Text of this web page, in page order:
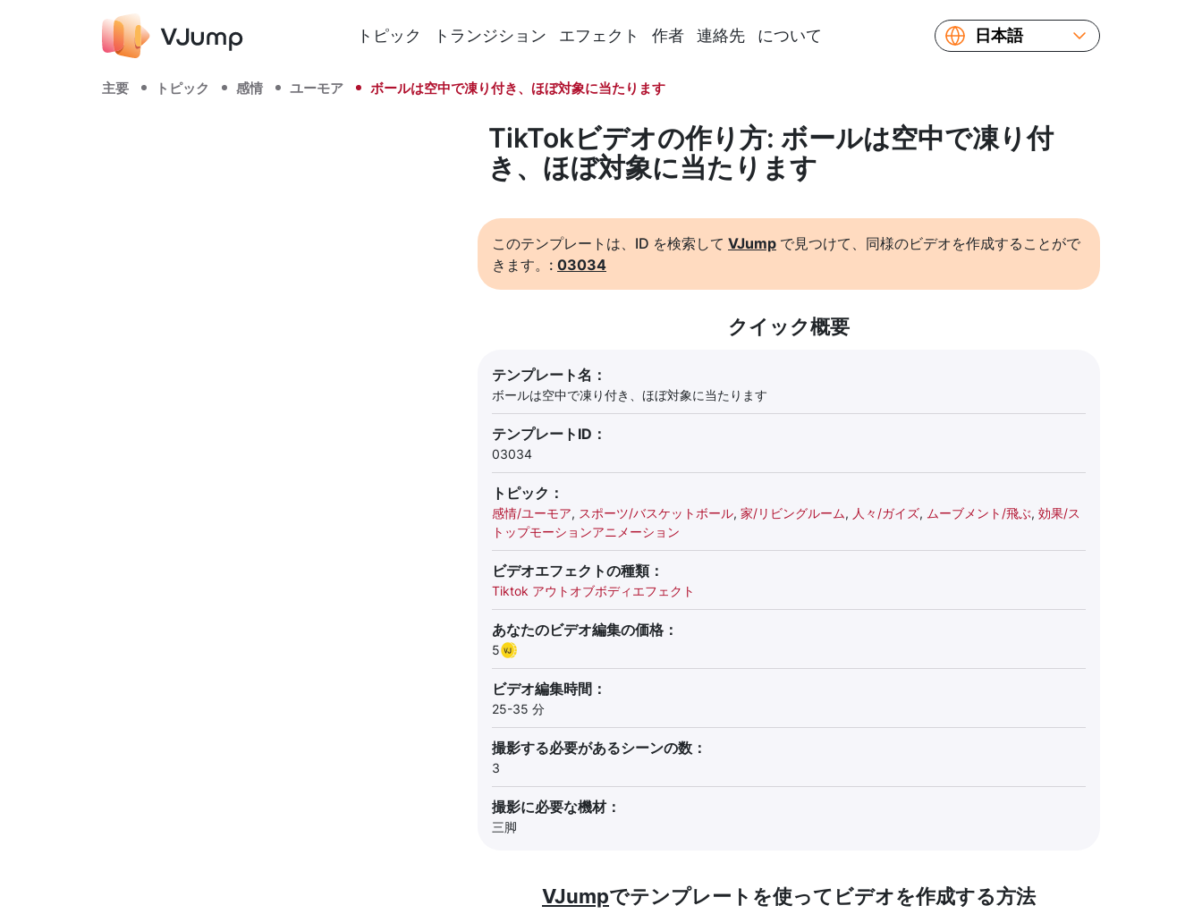
トピック トランジション エフェクト 作者 連絡先 について
日本語
Українська
主要 トピック 感情 ユーモア ボールは空中で凍り付き、ほぼ対象に当たります
TikTokビデオの作り方: ボールは空中で凍り付
き、ほぼ対象に当たります
このテンプレートは、ID を検索して VJump で見つけて、同様のビデオを作成することがで
きます。: 03034
クイック概要
テンプレート名：
ボールは空中で凍り付き、ほぼ対象に当たります
テンプレートID：
03034
トピック：
感情/ユーモア, スポーツ/バスケットボール, 家/リビングルーム, 人々/ガイズ, ムーブメント/飛ぶ, 効果/ス
トップモーションアニメーション
ビデオエフェクトの種類：
Tiktok アウトオブボディエフェクト
あなたのビデオ編集の価格：
5
ビデオ編集時間：
25-35 分
撮影する必要があるシーンの数：
3
撮影に必要な機材：
三脚
VJumpでテンプレートを使ってビデオを作成する方法